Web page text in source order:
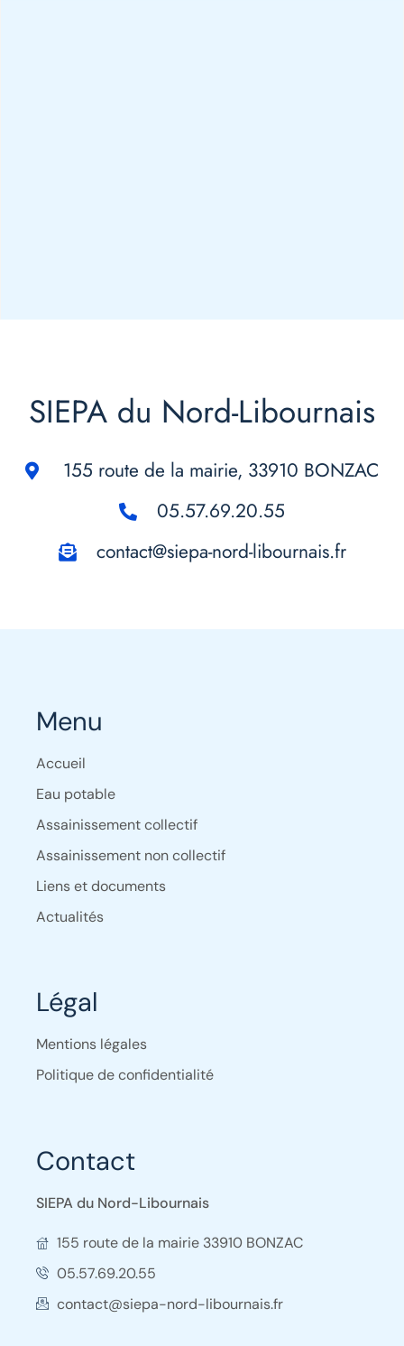
SIEPA du Nord-Libournais
155 route de la mairie, 33910 BONZAC
05.57.69.20.55
contact@siepa-nord-libournais.fr
Menu
Accueil
Eau potable
Assainissement collectif
Assainissement non collectif
Liens et documents
Actualités
Légal
Mentions légales
Politique de confidentialité
Contact
SIEPA du Nord-Libournais
155 route de la mairie 33910 BONZAC
05.57.69.20.55
contact@siepa-nord-libournais.fr